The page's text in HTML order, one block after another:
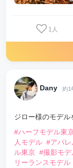
1 人
Dany 約1
ジロー様のモデル
#ハーフモデル東
人モデル #アパ
ル東京 #撮影モデ
リーランスモデル